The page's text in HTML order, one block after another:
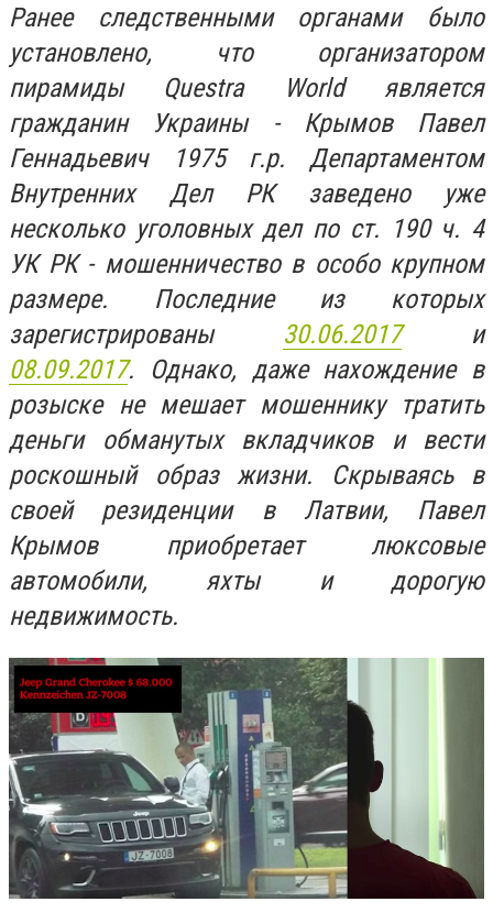
Ранее следственными органами было
установлено, что организатором
пирамиды Questra World является
гражданин Украины - Крымов Павел
Геннадьевич 1975 г.р. Департаментом
Внутренних Дел РК заведено уже
несколько уголовных дел по ст. 190 ч. 4
УК РК - мошенничество в особо крупном
размере. Последние из которых
зарегистрированы 30.06.2017и
08.09.2017. Однако, даже нахождение в
розыске не мешает мошеннику тратить
деньги обманутых вкладчиков и вести
роскошный образ жизни. Скрываясь в
своей резиденции в Латвии, Павел
Крымов приобретает люксовые
автомобили, яхты и дорогую
недвижимость.